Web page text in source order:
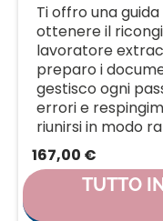
Ti offro una
ottenere il
lavoratore
preparo i
gestisco ogni
errori e
riunirsi in modo
167,00 €
TUTTO